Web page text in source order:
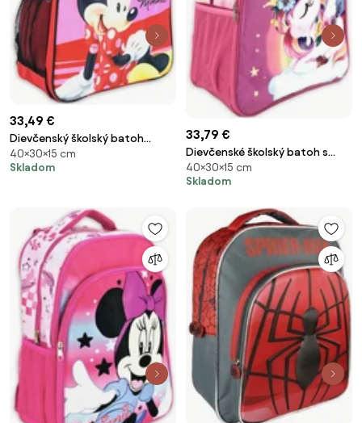
33,49 €
Dievčenský školský batoh
Disney - Minnie Mouse
40×30×15 cm
Skladom
33,79 €
Dievčenské školský batoh s
jednorožcom
40×30×15 cm
Skladom